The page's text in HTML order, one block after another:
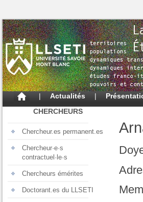
| Actualités |
CHERCHEURS
Chercheur.es permanent.es
Chercheur·e·s
contractuel·le·s
Chercheurs émérites
Doctorant.es du LLSETI